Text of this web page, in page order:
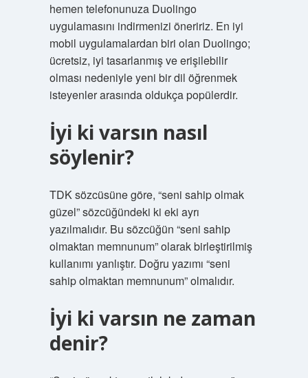
hemen telefonunuza Duolingo
uygulamasını indirmenizi öneririz. En iyi
mobil uygulamalardan biri olan Duolingo;
ücretsiz, iyi tasarlanmış ve erişilebilir
olması nedeniyle yeni bir dil öğrenmek
isteyenler arasında oldukça popülerdir.
İyi ki varsın nasıl
söylenir?
TDK sözcüsüne göre, “seni sahip olmak
güzel” sözcüğündeki ki eki ayrı
yazılmalıdır. Bu sözcüğün “seni sahip
olmaktan memnunum” olarak birleştirilmiş
kullanımı yanlıştır. Doğru yazımı “seni
sahip olmaktan memnunum” olmalıdır.
İyi ki varsın ne zaman
denir?